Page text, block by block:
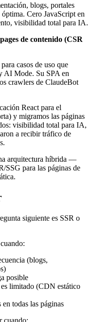
blogs, portales
Cero JavaScript en
visibilidad total para IA.
de contenido (CSR
casos de uso que
AI Mode. Su SPA en
crawlers de ClaudeBot
React para el
y migramos las páginas
visibilidad total para IA,
a recibir tráfico de
arquitectura híbrida —
SSG para las páginas de
siguiente es SSR o
(blogs,
posible
limitado (CDN estático
todas las páginas
cuando: